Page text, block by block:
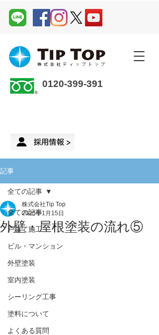
0120-399-391
記事
全ての記事
戸建て施工
ビル・マンション
外壁塗装
室内塗装
シーリング工事
塗料について
よくある質問
全ての記事
外壁・屋根塗装の流れ⑤
株式会社Tip Top
2025年1月15日